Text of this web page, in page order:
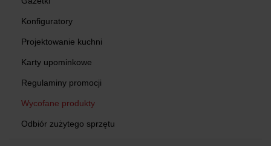
Konfiguratory
Projektowanie kuchni
Karty upominkowe
Regulaminy promocji
Wycofane produkty
Odbiór zużytego sprzętu